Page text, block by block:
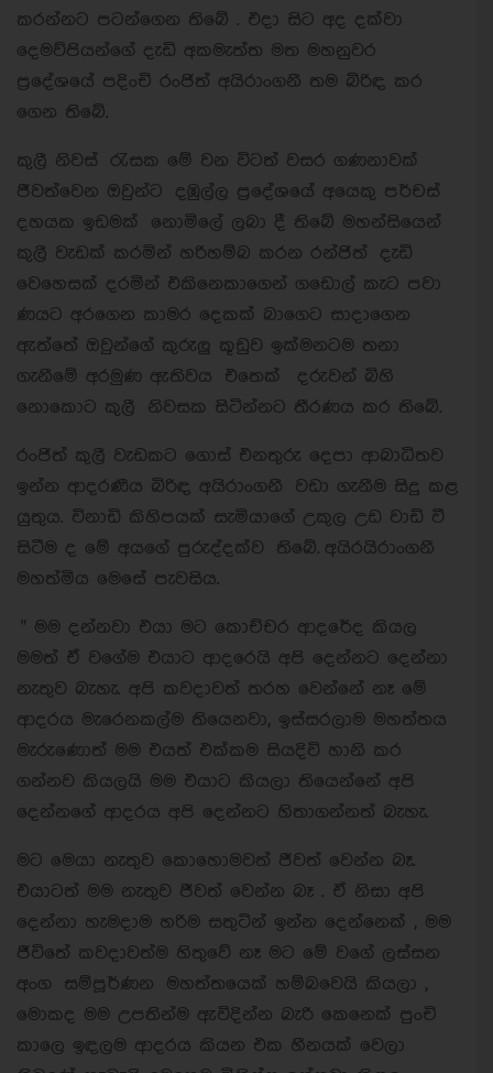
කරන්නට පටන්ගෙන තිබේ . එදා සිට අද දක්වා
දෙමව්පියන්ගේ දැඩි අකමැත්ත මත මහනුවර
ප්‍රදේශයේ පදිංචි රංජිත් අයිරාංගනී තම බිරිඳ කර
ගෙන තිබේ.
කුලී නිවස් රැසක මේ වන විටත් වසර ගණනාවක්
ජීවත්වෙන ඔවුන්ට දඹුල්ල ප්‍රදේශයේ අයෙකු පර්චස්
දහයක ඉඩමක් නොමිලේ ලබා දී තිබේ මහන්සියෙන්
කුලී වැඩක් කරමින් හරිහම්බ කරන රන්ජිත් දැඩි
වෙහෙසක් දරමින් එකිනෙකාගෙන් ගඩොල් කැට පවා
ණයට අරගෙන කාමර දෙකක් බාගෙට සාදාගෙන
ඇත්තේ ඔවුන්ගේ කුරුලු කූඩුව ඉක්මනටම තනා
ගැනීමේ අරමුණ ඇතිවය එතෙක් දරුවන් බිහි
නොකොට කුලී නිවසක සිටින්නට තීරණය කර තිබේ.
රංජිත් කුලී වැඩකට ගොස් එනතුරු දෙපා ආබාධිතව
ඉන්න ආදරණීය බිරිඳ අයිරාංගනී වඩා ගැනීම සිදු කළ
යුතුය. විනාඩි කිහිපයක් සැමියාගේ උකුල උඩ වාඩි වී
සිටීම ද මේ අයගේ පුරුද්දක්ව තිබේ. අයිරයිරාංගනී
මහත්මිය මෙසේ පැවසිය.
" මම දන්නවා එයා මට කොච්චර ආදරේද කියල
මමත් ඒ වගේම එයාට ආදරෙයි අපි දෙන්නට දෙන්නා
නැතුව බැහැ. අපි කවදාවත් තරහ වෙන්නේ නෑ මේ
ආදරය මැරෙනකල්ම තියෙනවා, ඉස්සරලාම මහත්තය
මැරුණොත් මම එයත් එක්කම සියදිවි හානි කර
ගන්නව කියලයි මම එයාට කියලා තියෙන්නේ අපි
දෙන්නගේ ආදරය අපි දෙන්නට හිතාගන්නත් බැහැ.
මට මෙයා නැතුව කොහොමවත් ජීවත් වෙන්න බෑ.
එයාටත් මම නැතුව ජීවත් වෙන්න බෑ . ඒ නිසා අපි
දෙන්නා හැමදාම හරිම සතුටින් ඉන්න දෙන්නෙක් , මම
ජීවිතේ කවදාවත්ම හිතුවේ නෑ මට මේ වගේ ලස්සන
අංග සම්පූර්ණන මහත්තයෙක් හම්බවෙයි කියලා ,
මොකද මම උපතින්ම ඇවිදින්න බැරි කෙනෙක් පුංචි
කාලෙ ඉඳලම ආදරය කියන එක හීනයක් වෙලා